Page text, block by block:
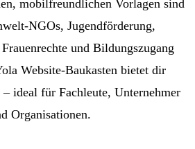
mobilfreundlichen Vorlagen sind
NGOs, Jugendförderung,
und Bildungszugang
Website-Baukasten bietet dir
ideal für Fachleute, Unternehmer
Organisationen.